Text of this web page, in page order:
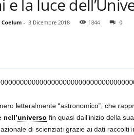
e la luce
Coelum - 3 Dicembre 2018 1844 0
letteralmente “astronomico”, che
nell’universo fin quasi dall’inizio della
di scienziati grazie ai dati raccolti